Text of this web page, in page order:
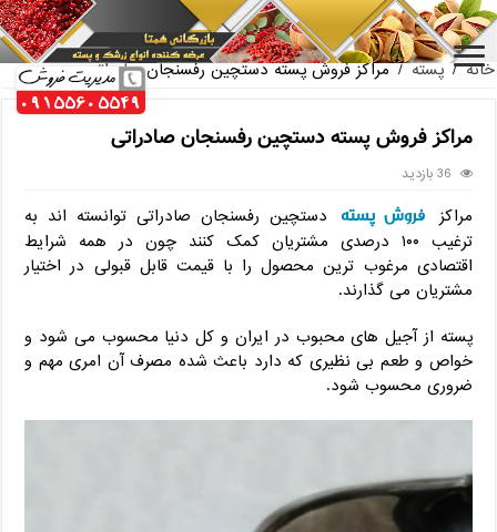
قیمت عرضه مغز پسته به روز
خانه / پسته / مراکز فروش پسته دستچین رفسنجان صادراتی
مراکز فروش پسته دستچین رفسنجان صادراتی
36 بازدید
مراکز فروش پسته
دستچین رفسنجان صادراتی توانسته اند به
ترغیب ۱۰۰ درصدی مشتریان کمک کنند چون در همه شرایط
اقتصادی مرغوب ترین محصول را با قیمت قابل قبولی در اختیار
مشتریان می گذارند.
پسته از آجیل های محبوب در ایران و کل دنیا محسوب می شود و
خواص و طعم بی نظیری که دارد باعث شده مصرف آن امری مهم و
ضروری محسوب شود.